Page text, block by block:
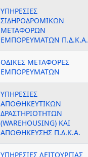
ΥΠΗΡΕΣΙΕΣ
ΣΙΔΗΡΟΔΡΟΜΙΚΩΝ
ΜΕΤΑΦΟΡΩΝ
ΕΜΠΟΡΕΥΜΑΤΩΝ Π.Δ.Κ.Α.
ΟΔΙΚΕΣ ΜΕΤΑΦΟΡΕΣ
ΕΜΠΟΡΕΥΜΑΤΩΝ
ΥΠΗΡΕΣΙΕΣ
ΑΠΟΘΗΚΕΥΤΙΚΩΝ
ΔΡΑΣΤΗΡΙΟΤΗΤΩΝ
(WAREHOUSING) ΚΑΙ
ΑΠΟΘΗΚΕΥΣΗΣ Π.Δ.Κ.Α.
ΥΠΗΡΕΣΙΕΣ ΛΕΙΤΟΥΡΓΙΑΣ